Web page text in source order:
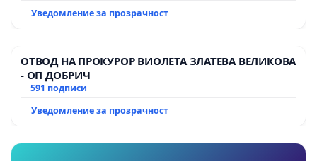
Уведомление за прозрачност
ОТВОД НА ПРОКУРОР ВИОЛЕТА ЗЛАТЕВА ВЕЛИКОВА
- ОП ДОБРИЧ
591 подписи
Уведомление за прозрачност